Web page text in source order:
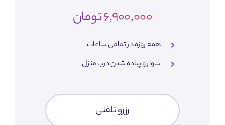
6,900,000 تومان
همه روزه در تمامی ساعات
سوار و پیاده شدن درب منزل
رزرو تلفنی